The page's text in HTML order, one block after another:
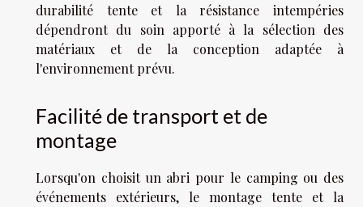
durabilité tente et la résistance intempéries
dépendront du soin apporté à la sélection des
matériaux et de la conception adaptée à
l'environnement prévu.
Facilité de transport et de
montage
Lorsqu'on choisit un abri pour le camping ou des
événements extérieurs, le montage tente et la